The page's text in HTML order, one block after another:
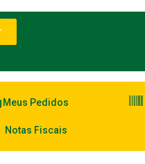
Meus Pedidos
Notas Fiscais